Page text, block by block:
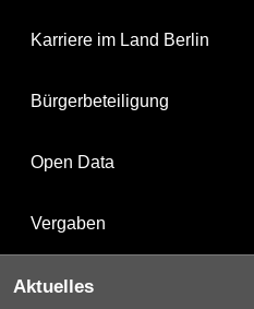
Karriere im Land Berlin
Bürgerbeteiligung
Open Data
Vergaben
Aktuelles